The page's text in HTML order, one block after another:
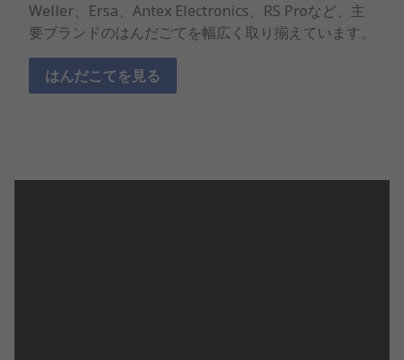
Weller、Ersa、Antex Electronics、RS Proなど、主
要ブランドのはんだごてを幅広く取り揃えています。
はんだこてを見る